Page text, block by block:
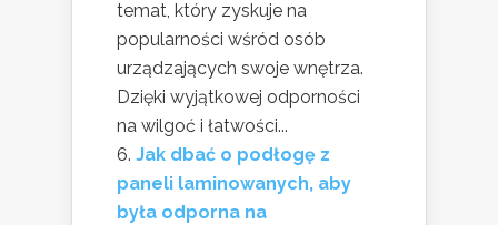
temat, który zyskuje na
popularności wśród osób
urządzających swoje wnętrza.
Dzięki wyjątkowej odporności
na wilgoć i łatwości...
Jak dbać o podłogę z
paneli laminowanych, aby
była odporna na